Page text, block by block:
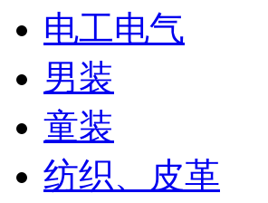
电工电气
男装
童装
纺织、皮革